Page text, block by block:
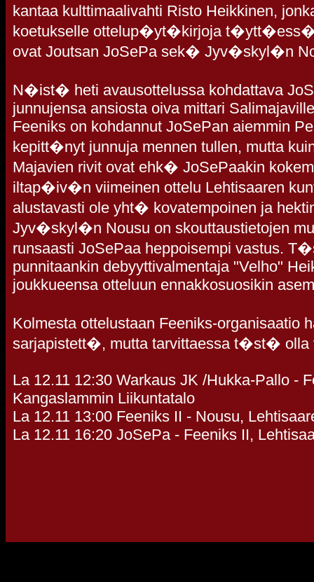
kantaa kulttimaalivahti Risto Heikkinen,
koetukselle ottelup�yt�kirjoja
ovat Joutsan JoSePa sek� Jyv�skyl�n
N�ist� heti avausottelussa kohdattava
junnujensa ansiosta oiva mittari
Feeniks on kohdannut JoSePan aiemmin
kepitt�nyt junnuja mennen tullen, mutta
Majavien rivit ovat ehk� JoSePaakin
iltap�iv�n viimeinen ottelu Lehtisaaren
alustavasti ole yht� kovatempoinen ja
Jyv�skyl�n Nousu on skouttaustietojen
runsaasti JoSePaa heppoisempi vastus.
punnitaankin debyyttivalmentaja "Velho"
joukkueensa otteluun ennakkosuosikin
Kolmesta ottelustaan Feeniks-
sarjapistett�, mutta tarvittaessa t�st�
La 12.11 12:30 Warkaus JK /Hukka-Pallo -
Kangaslammin Liikuntatalo
La 12.11 13:00 Feeniks II - Nousu,
La 12.11 16:20 JoSePa - Feeniks II,